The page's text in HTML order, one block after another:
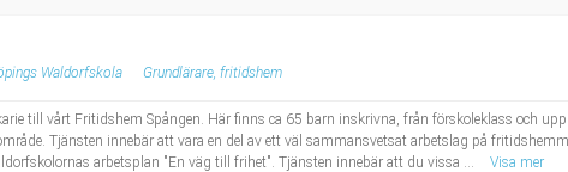
Waldorfskola Grundlärare, fritidshem
till vårt Fritidshem Spången. Här finns ca 65 barn inskrivna, från förskoleklass och
Tjänsten innebär att vara en del av ett väl sammansvetsat arbetslag på
arbetsplan "En väg till frihet". Tjänsten innebär att du vissa ...
Visa mer